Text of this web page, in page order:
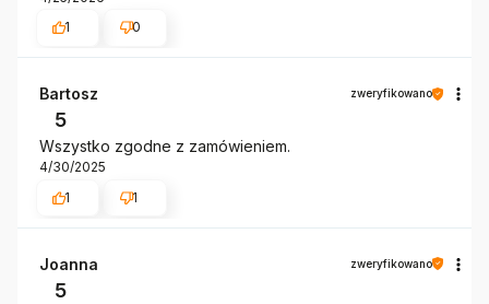
1
0
Bartosz zweryfikowano
5
Wszystko zgodne z zamówieniem.
4/30/2025
1
1
Joanna zweryfikowano
5